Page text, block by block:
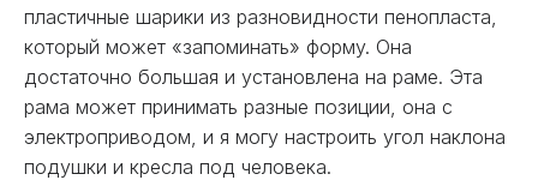
пластичные шарики из разновидности пенопласта,
который может «запоминать» форму. Она
достаточно большая и установлена на раме. Эта
рама может принимать разные позиции, она с
электроприводом, и я могу настроить угол наклона
подушки и кресла под человека.